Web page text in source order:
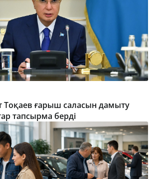
ғарыш саласын дамыту
тапсырма берді